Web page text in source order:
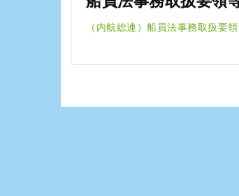
（内航総連）船員法事務取扱要